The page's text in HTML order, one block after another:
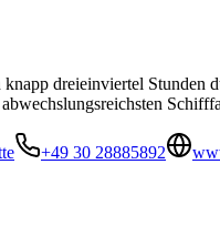
dreieinviertel
+49 30 28885892